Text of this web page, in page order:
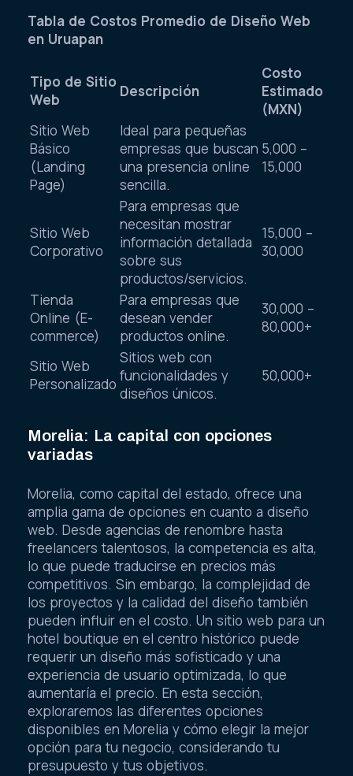
Tabla de Costos Promedio de Diseño Web
en Uruapan
Tipo de Sitio
Web
Descripción
Costo
Estimado
(MXN)
Sitio Web
Básico
(Landing
Page)
Ideal para pequeñas
empresas que buscan
una presencia online
sencilla.
5,000 –
15,000
Sitio Web
Corporativo
Para empresas que
necesitan mostrar
información detallada
sobre sus
productos/servicios.
15,000 –
30,000
Tienda
Online (E-
commerce)
Para empresas que
desean vender
productos online.
30,000 –
80,000+
Sitio Web
Personalizado
Sitios web con
funcionalidades y
diseños únicos.
50,000+
Morelia: La capital con opciones
variadas
Morelia, como capital del estado, ofrece una
amplia gama de opciones en cuanto a diseño
web. Desde agencias de renombre hasta
freelancers talentosos, la competencia es alta,
lo que puede traducirse en precios más
competitivos. Sin embargo, la complejidad de
los proyectos y la calidad del diseño también
pueden influir en el costo. Un sitio web para un
hotel boutique en el centro histórico puede
requerir un diseño más sofisticado y una
experiencia de usuario optimizada, lo que
aumentaría el precio. En esta sección,
exploraremos las diferentes opciones
disponibles en Morelia y cómo elegir la mejor
opción para tu negocio, considerando tu
presupuesto y tus objetivos.